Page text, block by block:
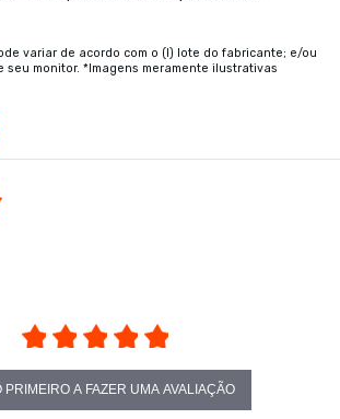
variar de acordo com o (I) lote do fabricante; e/ou
seu monitor. *Imagens meramente ilustrativas
PRIMEIRO A FAZER UMA AVALIAÇÃO